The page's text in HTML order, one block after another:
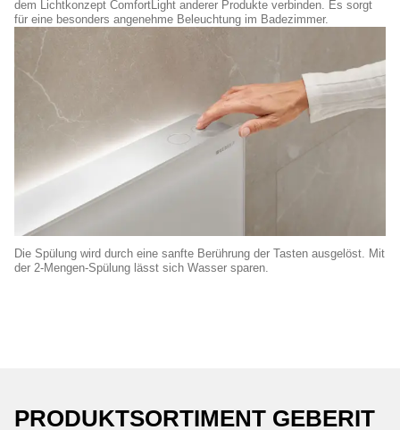
dem Lichtkonzept ComfortLight anderer Produkte verbinden. Es sorgt
für eine besonders angenehme Beleuchtung im Badezimmer.
Die Spülung wird durch eine sanfte Berührung der Tasten ausgelöst. Mit
der 2-Mengen-Spülung lässt sich Wasser sparen.
PRODUKTSORTIMENT GEBERIT